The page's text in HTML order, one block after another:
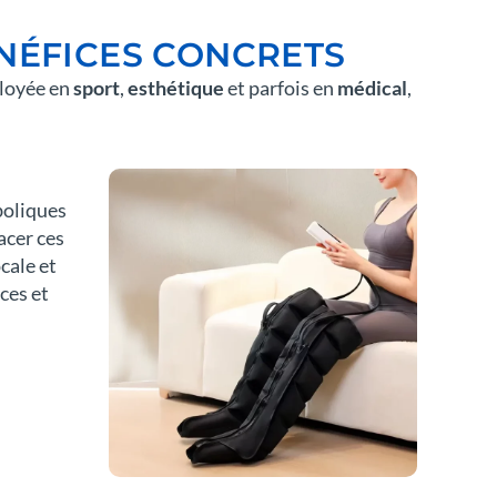
CONCRETS
ensport,esthétiqueet parfois en médical,
ces
et
et